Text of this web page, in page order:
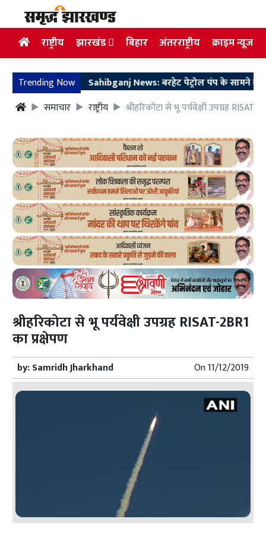
राष्ट्रीय झारखंड बिहार अंतरराष्ट्रीय क्राइम न्यूज
Trending NowSahibganj News: बरहेट पेट्रोल पंप के सामने सड़क बनी
समाचार
राष्ट्रीय श्रीहरिकोटा से भू पर्यवेक्षी उपग्रह RISAT-
श्रीहरिकोटा से भू पर्यवेक्षी उपग्रह RISAT-2BR1
का प्रक्षेपण
by:Samridh Jharkhand On11/12/2019